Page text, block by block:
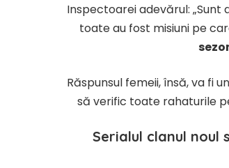
Inspectoarei adevărul:
toate au fost misiuni pe
Răspunsul femeii, însă, va fi
să verific toate rahaturile
Serialul clanul noul